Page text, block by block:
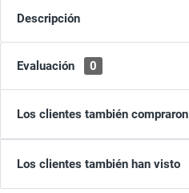
Descripción
Evaluación 0
Los clientes también compraron
Los clientes también han visto